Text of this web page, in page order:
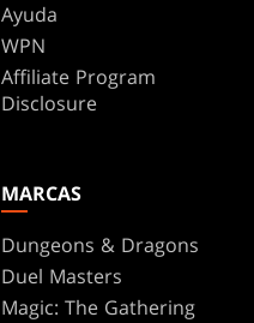
Ayuda
WPN
Affiliate Program
Disclosure
MARCAS
Dungeons & Dragons
Duel Masters
Magic: The Gathering